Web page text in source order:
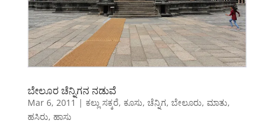
ಬೇಲೂರ ಚೆನ್ನಿಗನ ನಡುವೆ
Mar 6, 2011 | ಕಲ್ಲು ಸಕ್ಕರೆ, ಕೂಸು, ಚೆನ್ನಿಗ, ಬೇಲೂರು, ಮಾತು,
ಹಸಿರು, ಹಾಸು